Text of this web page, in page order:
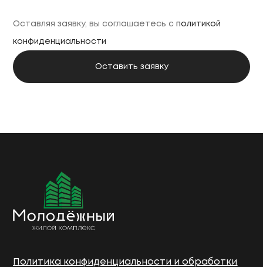
Оставляя заявку, вы соглашаетесь сполитикой
конфиденциальности
Политика конфиденциальности и обработки